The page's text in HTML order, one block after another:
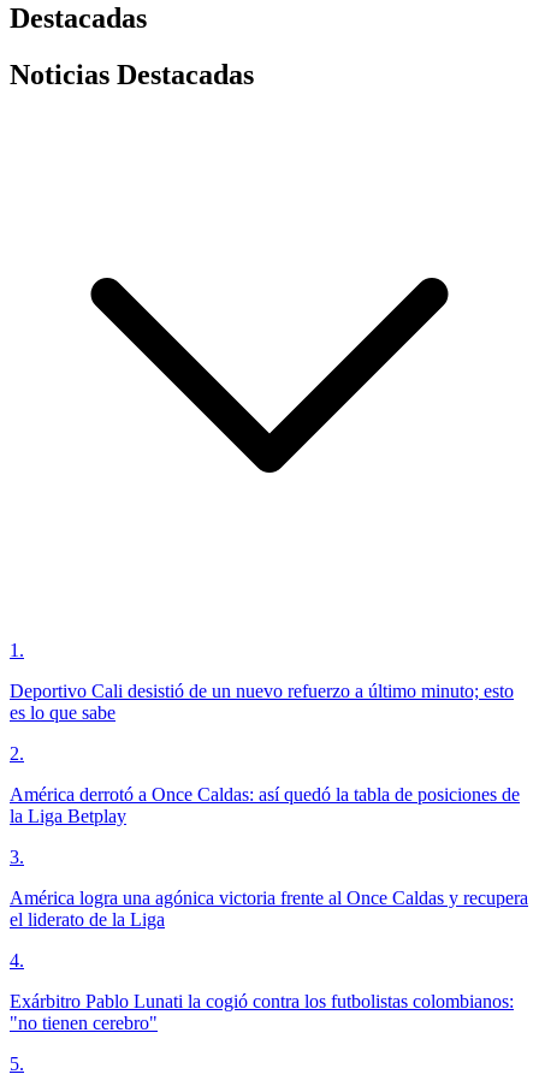
Destacadas
Noticias Destacadas
1 .
Deportivo Cali desistió de un nuevo refuerzo a último minuto; esto
es lo que sabe
2.
América derrotó a Once Caldas: así quedó la tabla de posiciones de
la Liga Betplay
3.
América logra una agónica victoria frente al Once Caldas y recupera
el liderato de la Liga
4.
Exárbitro Pablo Lunati la cogió contra los futbolistas colombianos:
"no tienen cerebro"
5.